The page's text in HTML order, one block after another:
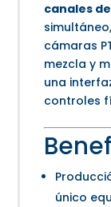
canales
cámaras
mezcla y
una
controles
único